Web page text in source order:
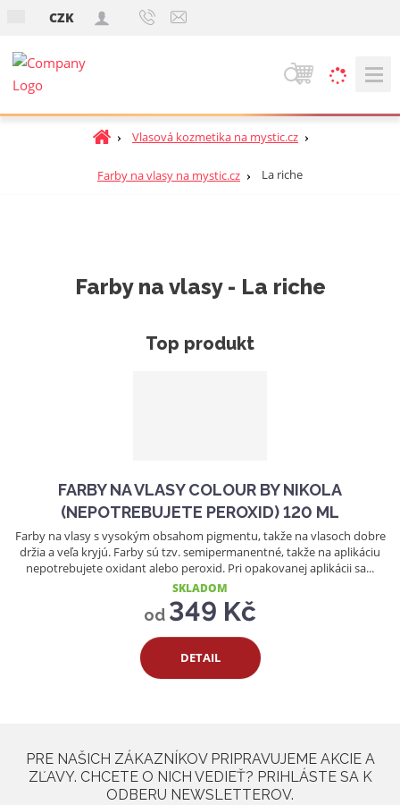
CZK
V
h
d
n
i
Ú
o
r
Vlasová kozmetika na mystic.cz
Farby na vlasy na mystic.cz La riche
Farby na vlasy - La riche
Top produkt
FARBY NA VLASY COLOUR BY NIKOLA
(NEPOTREBUJETE PEROXID) 120 ML
Farby na vlasy s vysokým obsahom pigmentu, takže na vlasoch dobre
držia a veľa kryjú. Farby sú tzv. semipermanentné, takže na aplikáciu
nepotrebujete oxidant alebo peroxid. Pri opakovanej aplikácii sa...
SKLADOM
od 349 Kč
DETAIL
PRE NAŠICH ZÁKAZNÍKOV PRIPRAVUJEME AKCIE A
ZĽAVY. CHCETE O NICH VEDIEŤ? PRIHLÁSTE SA K
ODBERU NEWSLETTEROV.